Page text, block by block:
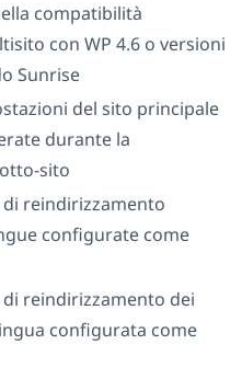
compatibilità
con WP 4.6 o versioni
Sunrise
del sito principale
durante la
sito
reindirizzamento
configurate come
reindirizzamento dei
configurata come